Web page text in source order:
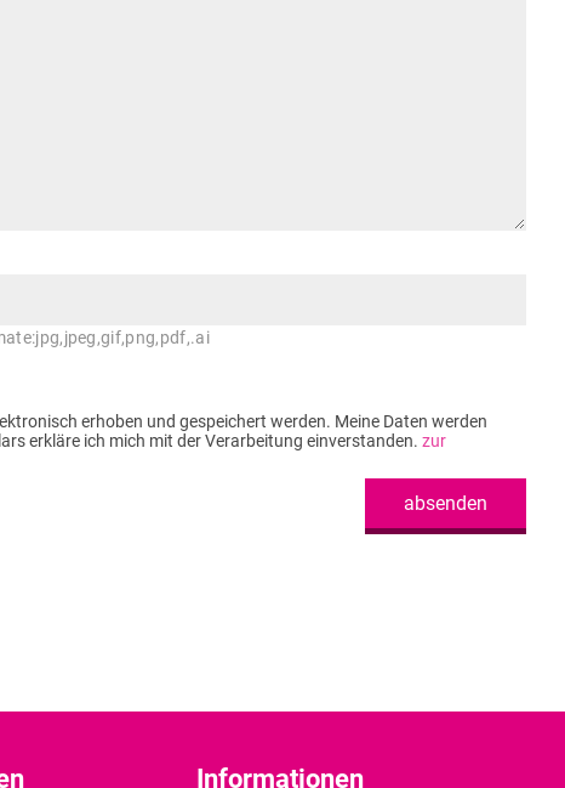
erhoben und gespeichert werden. Meine Daten werden
erkläre ich mich mit der Verarbeitung einverstanden. zur
absenden
Informationen